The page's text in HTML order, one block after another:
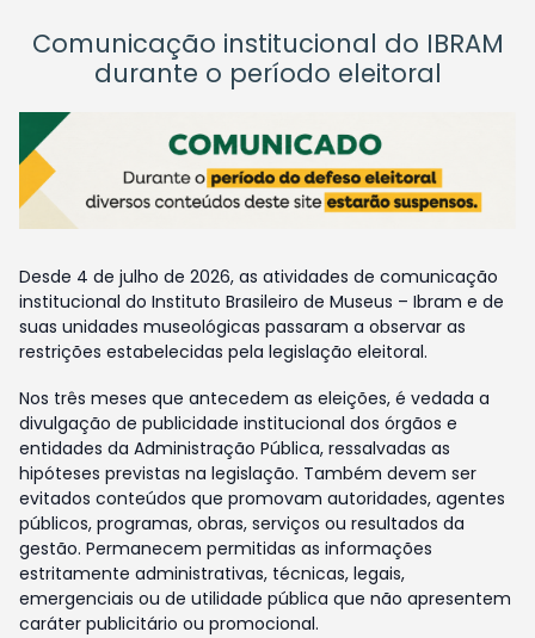
Comunicação institucional do IBRAM
durante o período eleitoral
Desde 4 de julho de 2026, as atividades de comunicação
institucional do Instituto Brasileiro de Museus – Ibram e de
suas unidades museológicas passaram a observar as
restrições estabelecidas pela legislação eleitoral.
Nos três meses que antecedem as eleições, é vedada a
divulgação de publicidade institucional dos órgãos e
entidades da Administração Pública, ressalvadas as
hipóteses previstas na legislação. Também devem ser
evitados conteúdos que promovam autoridades, agentes
públicos, programas, obras, serviços ou resultados da
gestão. Permanecem permitidas as informações
estritamente administrativas, técnicas, legais,
emergenciais ou de utilidade pública que não apresentem
caráter publicitário ou promocional.